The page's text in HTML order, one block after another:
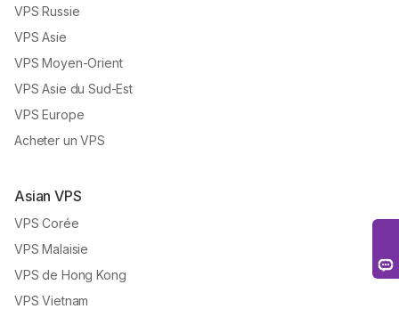
VPS Russie
VPS Asie
VPS Moyen-Orient
VPS Asie du Sud-Est
VPS Europe
Acheter un VPS
Asian VPS
VPS Corée
VPS Malaisie
VPS de Hong Kong
VPS Vietnam